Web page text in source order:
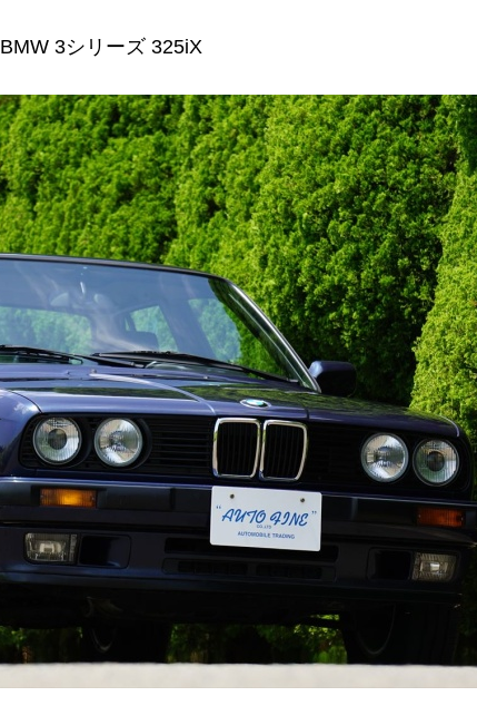
BMW 3シリーズ 325iX